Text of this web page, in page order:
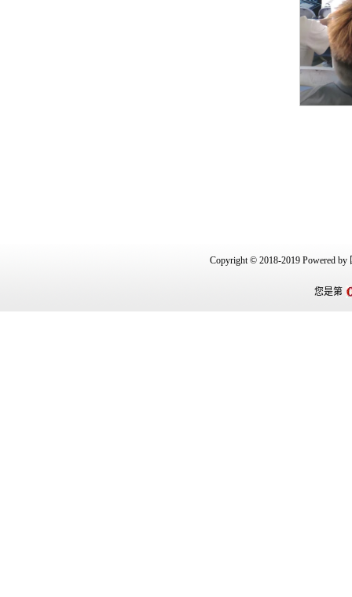
Copyright © 2018-2019 Powered
您是第